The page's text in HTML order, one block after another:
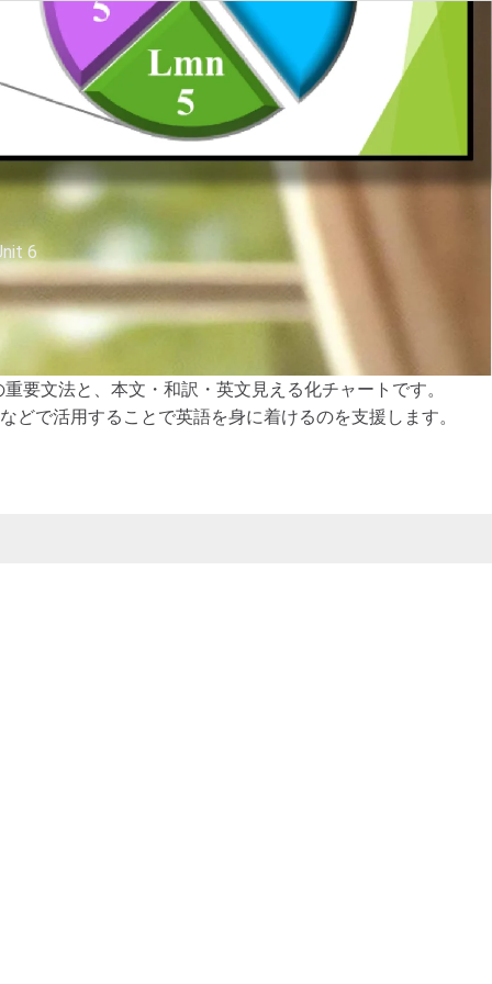
6
要文法と、本文・和訳・英文見える化チャートです。
で活用することで英語を身に着けるのを支援します。